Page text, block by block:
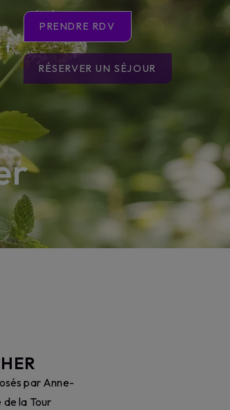
PRENDRE RDV
RÉSERVER UN SÉJOUR
par Anne-
la Tour